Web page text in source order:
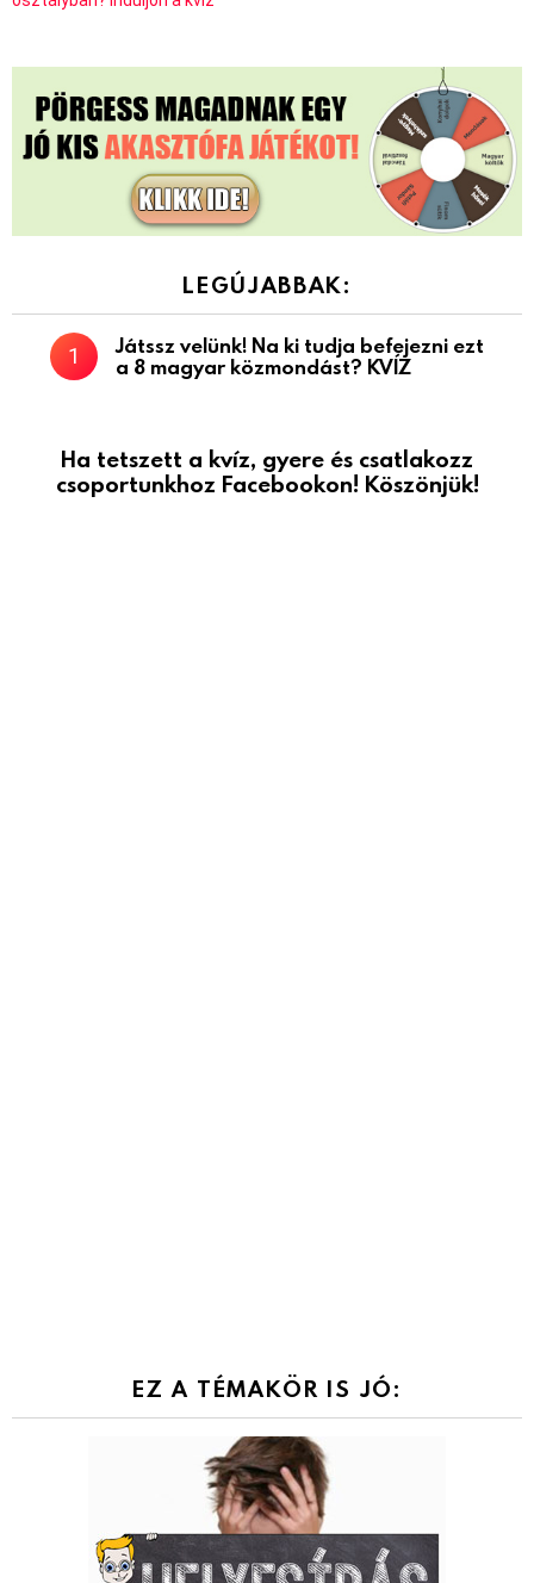
LEGÚJABBAK:
Játssz velünk! Na ki tudja befejezni ezt
a 8 magyar közmondást? KVÍZ
Ha tetszett a kvíz, gyere és csatlakozz
csoportunkhoz Facebookon! Köszönjük!
EZ A TÉMAKÖR IS JÓ: